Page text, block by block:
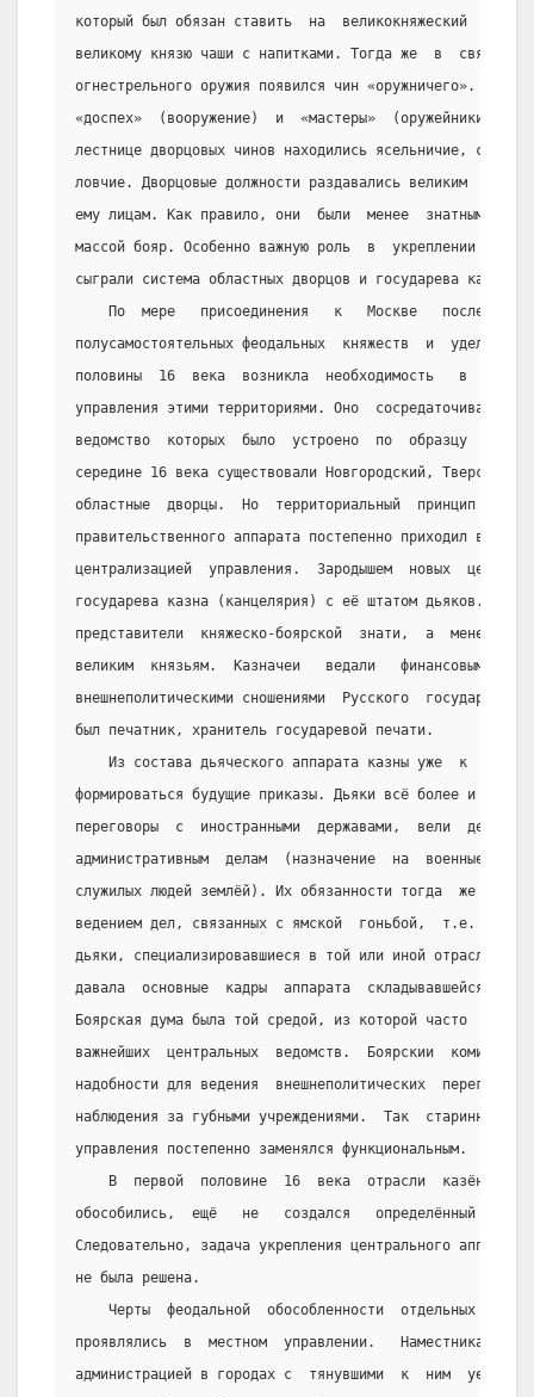
который был обязан ставить  на  великокняжеский  стол
великому князю чаши с напитками. Тогда же  в  связи  с
огнестрельного оружия появился чин «оружничего».  Ему
«доспех»  (вооружение)  и  «мастеры»  (оружейники).
лестнице дворцовых чинов находились ясельничие,
ловчие. Дворцовые должности раздавались великим
ему лицам. Как правило, они  были  менее  знатными  по
массой бояр. Особенно важную роль  в  укреплении
сыграли система областных дворцов и государева казна.
По  мере   присоединения   к   Москве   последних
полусамостоятельных феодальных  княжеств  и  уделов
половины  16  века  возникла  необходимость   в
управления этими территориями. Оно
ведомство  которых  было  устроено  по  образцу
середине 16 века существовали Новгородский, Тверской,
областные  дворцы.  Но  территориальный  принцип
правительственного аппарата постепенно приходил в
централизацией  управления.  Зародышем  новых
государева казна (канцелярия) с её штатом дьяков.
представители  княжеско-боярской  знати,  а  менее
великим  князьям.  Казначеи   ведали   финансовыми
внешнеполитическими сношениями  Русского
был печатник, хранитель государевой печати.
Из состава дьяческого аппарата казны уже  к
формироваться будущие приказы. Дьяки всё более и
переговоры  с  иностранными  державами,  вели
административным  делам  (назначение  на  военные
служилых людей землёй). Их обязанности тогда  же
ведением дел, связанных с ямской  гоньбой,  т.е.
дьяки, специализировавшиеся в той или иной отрасли
давала  основные  кадры  аппарата  складывавшейся
Боярская дума была той средой, из которой часто
важнейших  центральных  ведомств.  Боярскии  комиссии
надобности для ведения  внешнеполитических
наблюдения за губными учреждениями.  Так  старинно
управления постепенно заменялся функциональным.
В  первой  половине  16  века  отрасли  казённого
обособились,  ещё   не   создался   определённый
Следовательно, задача укрепления центрального
не была решена.
Черты  феодальной  обособленности  отдельных
проявлялись  в  местном  управлении.   Наместниками,
администрацией в городах с  тянувшими  к  ним